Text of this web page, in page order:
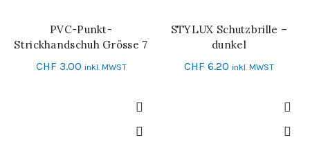
IN DEN WARENKORB
PVC-Punkt-
Strickhandschuh Grösse 7
CHF 3.00 inkl. MWST
IN DEN WARENKORB
STYLUX Schutzbrille –
dunkel
CHF 6.20 inkl. MWST